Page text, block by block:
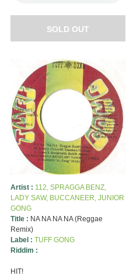
SOLD OUT
Artist : 112, SPRAGGA BENZ,
LADY SAW, BUCCANEER, JUNIOR
GONG
Title : NA NA NA NA (Reggae
Remix)
Label : TUFF GONG
Riddim :
HIT!